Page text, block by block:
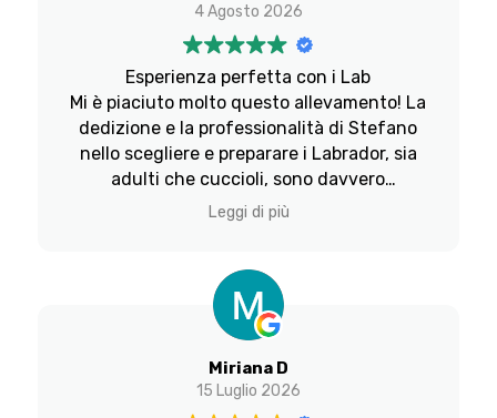
4 Agosto 2026
Esperienza perfetta con i Lab
Mi è piaciuto molto questo allevamento! La
dedizione e la professionalità di Stefano
nello scegliere e preparare i Labrador, sia
adulti che cuccioli, sono davvero
impeccabili. Non ho trovato nulla da
emozione uniche ❤️🐾
Leggi di più
Miriana D
15 Luglio 2026